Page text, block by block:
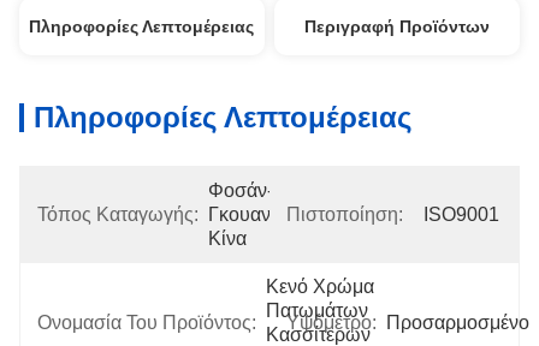
Πληροφορίες Λεπτομέρειας Περιγραφή Προϊόντων
Πληροφορίες Λεπτομέρειας
Τόπος Καταγωγής:
Φοσάν-
Γκουανγκντόνγκ-
Κίνα
Πιστοποίηση: ISO9001
Ονομασία Του Προϊόντος:
Κενό Χρώμα
Πατωμάτων
Κασσίτερων
Υψόμετρο: Προσαρμοσμένο